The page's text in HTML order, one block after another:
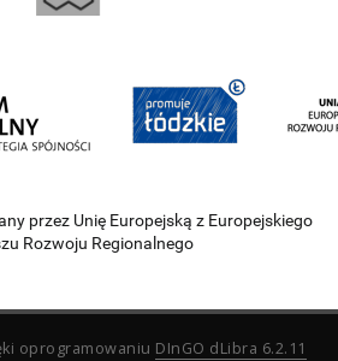
przez Unię Europejską z Europejskiego
Rozwoju Regionalnego
oprogramowaniu DInGO dLibra 6.2.11